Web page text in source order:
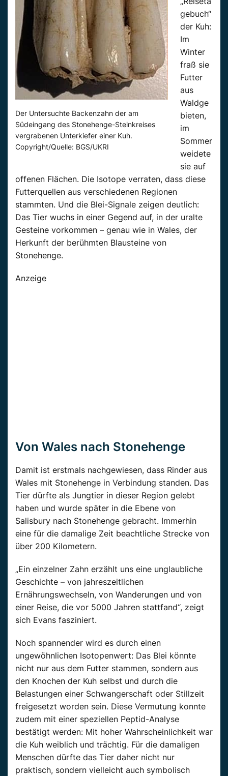
Der Untersuchte Backenzahn der am
Südeingang des Stonehenge-Steinkreises
vergrabenen Unterkiefer einer Kuh.
Copyright/Quelle: BGS/UKRI
gebuch“
der Kuh:
Im
Winter
fraß sie
Futter
aus
Waldge
bieten,
im
Sommer
weidete
sie auf
offenen Flächen. Die Isotope verraten, dass diese
Futterquellen aus verschiedenen Regionen
stammten. Und die Blei-Signale zeigen deutlich:
Das Tier wuchs in einer Gegend auf, in der uralte
Gesteine vorkommen – genau wie in Wales, der
Herkunft der berühmten Blausteine von
Stonehenge.
Anzeige
Von Wales nach Stonehenge
Damit ist erstmals nachgewiesen, dass Rinder aus
Wales mit Stonehenge in Verbindung standen. Das
Tier dürfte als Jungtier in dieser Region gelebt
haben und wurde später in die Ebene von
Salisbury nach Stonehenge gebracht. Immerhin
eine für die damalige Zeit beachtliche Strecke von
über 200 Kilometern.
„Ein einzelner Zahn erzählt uns eine unglaubliche
Geschichte – von jahreszeitlichen
Ernährungswechseln, von Wanderungen und von
einer Reise, die vor 5000 Jahren stattfand“, zeigt
sich Evans fasziniert.
Noch spannender wird es durch einen
ungewöhnlichen Isotopenwert: Das Blei könnte
nicht nur aus dem Futter stammen, sondern aus
den Knochen der Kuh selbst und durch die
Belastungen einer Schwangerschaft oder Stillzeit
freigesetzt worden sein. Diese Vermutung konnte
zudem mit einer speziellen Peptid-Analyse
bestätigt werden: Mit hoher Wahrscheinlichkeit war
die Kuh weiblich und trächtig. Für die damaligen
Menschen dürfte das Tier daher nicht nur
praktisch, sondern vielleicht auch symbolisch